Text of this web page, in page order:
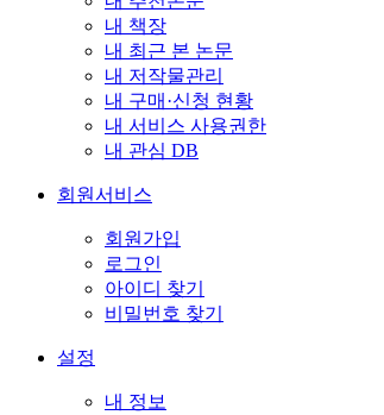
내 책장
내 최근 본 논문
내 저작물관리
내 구매·신청 현황
내 서비스 사용권한
내 관심 DB
회원서비스
회원가입
로그인
아이디 찾기
비밀번호 찾기
설정
내 정보